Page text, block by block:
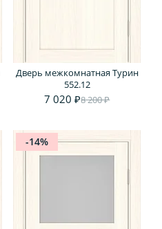
Дверь межкомнатная Турин
552.12
7 020 ₽8 200 ₽
-14%